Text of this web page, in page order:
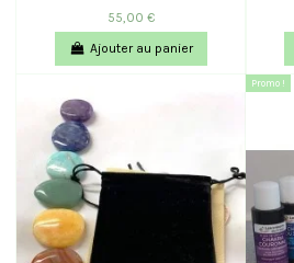
55,00 €
Ajouter au panier
Promo !